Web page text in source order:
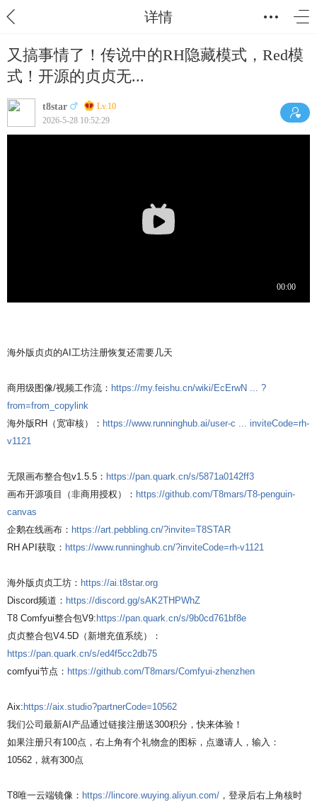
详情
又搞事情了！传说中的RH隐藏模式，Red模
式！开源的贞贞无...
t8star
Lv.10
2026-5-28 10:52:29
海外版贞贞的AI工坊注册恢复还需要几天
商用级图像/视频工作流： https://my.feishu.cn/wiki/EcErwN ... ?
from=from_copylink
海外版RH（宽审核）： https://www.runninghub.ai/user-c ... inviteCode=rh-
v1121
无限画布整合包v1.5.5： https://pan.quark.cn/s/5871a0142ff3
画布开源项目（非商用授权）： https://github.com/T8mars/T8-penguin-
canvas
企鹅在线画布： https://art.pebbling.cn/?invite=T8STAR
RH API获取： https://www.runninghub.cn/?inviteCode=rh-v1121
海外版贞贞工坊： https://ai.t8star.org
Discord频道： https://discord.gg/sAK2THPWhZ
T8 Comfyui整合包V9: https://pan.quark.cn/s/9b0cd761bf8e
贞贞整合包V4.5D（新增充值系统）：
https://pan.quark.cn/s/ed4f5cc2db75
comfyui节点： https://github.com/T8mars/Comfyui-zhenzhen
Aix: https://aix.studio?partnerCode=10562
我们公司最新AI产品通过链接注册送300积分，快来体验！
如果注册只有100点，右上角有个礼物盒的图标，点邀请人，输入：
10562，就有300点
T8唯一云端镜像： https://lincore.wuying.aliyun.com/ ，登录后右上角核时